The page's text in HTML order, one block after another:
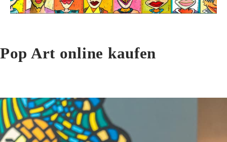
Pop Art online kaufen